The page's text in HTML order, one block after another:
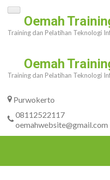
Skip
content
Enter)
Oemah
Training dan Pelatihan Teknologi
Oemah
Training dan Pelatihan Teknologi
Purwokerto
08112522117
oemahwebsite@gmail.com